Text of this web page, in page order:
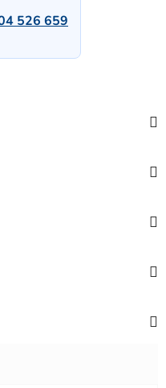
526 659